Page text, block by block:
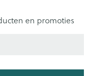
en promoties